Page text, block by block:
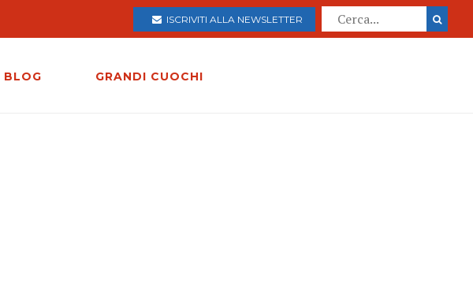
ISCRIVITI ALLA NEWSLETTER
BLOG GRANDI CUOCHI